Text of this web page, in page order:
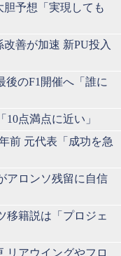
予想「実現しても
善が加速 新PU投入
後のF1開催へ「誰に
点満点に近い」
前 元代表「成功を急
アロンソ残留に自信
移籍説は「プロジェ
リアウイングやフロ